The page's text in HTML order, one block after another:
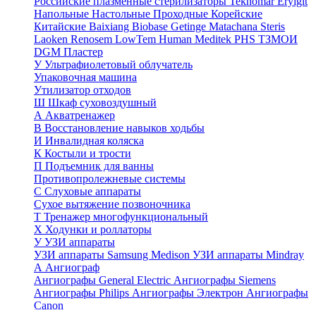
Напольные Настольные Проходные Корейские
Китайские Baixiang Biobase Getinge Matachana Steris
Laoken Renosem LowTem Human Meditek PHS ТЗМОИ
DGM Пластер
УУльтрафиолетовый облучатель
Упаковочная машина
Утилизатор отходов
Ш Шкаф суховоздушный
А Акватренажер
В Восстановление навыков ходьбы
И Инвалидная коляска
К Костыли и трости
П Подъемник для ванны
Противопролежневые системы
С Слуховые аппараты
Сухое вытяжение позвоночника
Т Тренажер многофункциональный
Х Ходунки и роллаторы
УУЗИ аппараты
УЗИ аппараты Samsung Medison УЗИ аппараты Mindray
А Ангиограф
Ангиографы General Electric Ангиографы Siemens
Ангиографы Philips Ангиографы Электрон Ангиографы
Canon